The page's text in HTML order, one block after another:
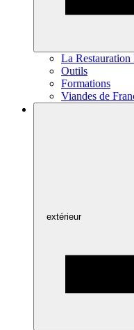
La
Outils
Formations
Viandes de
extérieur